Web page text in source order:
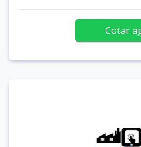
Cotar